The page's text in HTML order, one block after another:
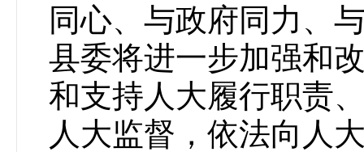
同心、与政府同力、
县委将进一步加强和
和支持人大履行职责
人大监督，依法向人